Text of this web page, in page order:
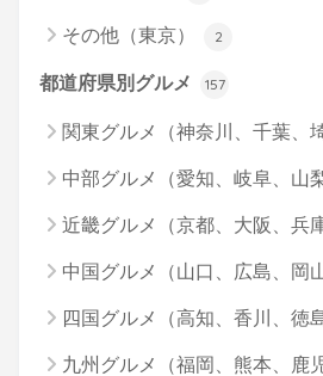
その他（東京） 2
都道府県別グルメ 157
関東グルメ（神奈川、千葉、
中部グルメ（愛知、岐阜、山
近畿グルメ（京都、大阪、兵
中国グルメ（山口、広島、岡
四国グルメ（高知、香川、徳
九州グルメ（福岡、熊本、鹿